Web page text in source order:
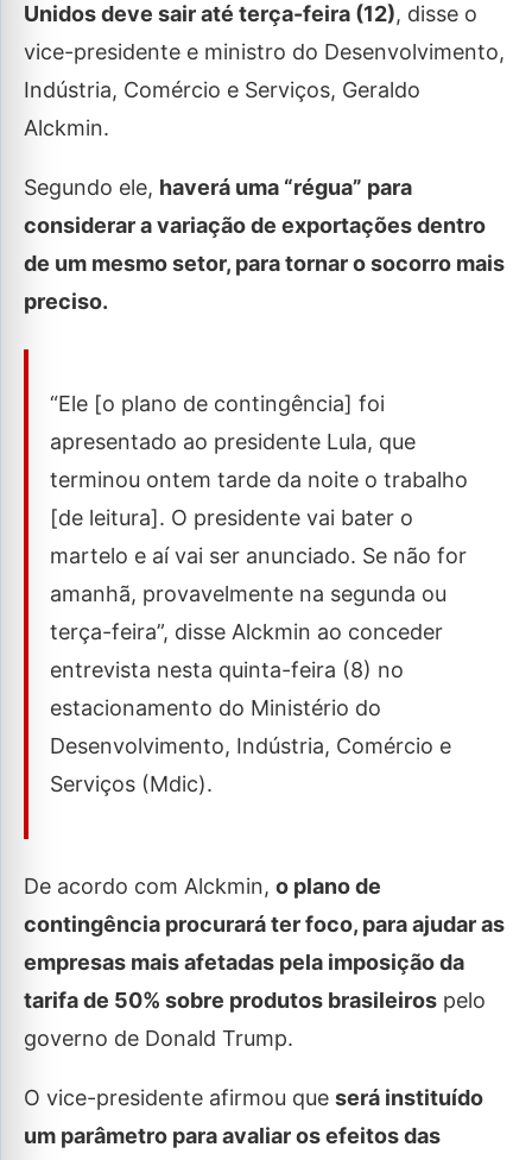
Unidos deve sair até terça-feira (12), disse o
vice-presidente e ministro do Desenvolvimento,
Indústria, Comércio e Serviços, Geraldo
Alckmin.
Segundo ele, haverá uma “régua” para
considerar a variação de exportações dentro
de um mesmo setor, para tornar o socorro mais
preciso.
“Ele [o plano de contingência] foi
apresentado ao presidente Lula, que
terminou ontem tarde da noite o trabalho
[de leitura]. O presidente vai bater o
martelo e aí vai ser anunciado. Se não for
amanhã, provavelmente na segunda ou
terça-feira”, disse Alckmin ao conceder
entrevista nesta quinta-feira (8) no
estacionamento do Ministério do
Desenvolvimento, Indústria, Comércio e
Serviços (Mdic).
De acordo com Alckmin, o plano de
contingência procurará ter foco, para ajudar as
empresas mais afetadas pela imposição da
tarifa de 50% sobre produtos brasileiros pelo
governo de Donald Trump.
O vice-presidente afirmou que será instituído
um parâmetro para avaliar os efeitos das